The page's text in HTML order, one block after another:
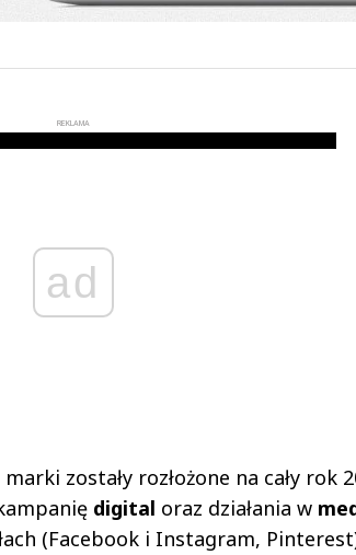
REKLAMA
ad
zostały rozłożone na cały rok
digital oraz działania w
(Facebook i Instagram,